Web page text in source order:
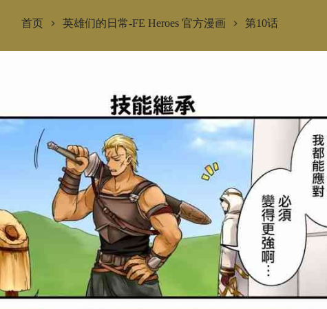
首页 英雄们的日常-FE Heroes 官方漫画 第10话